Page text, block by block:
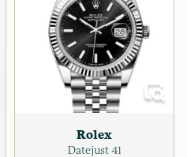
Rolex
Datejust 41